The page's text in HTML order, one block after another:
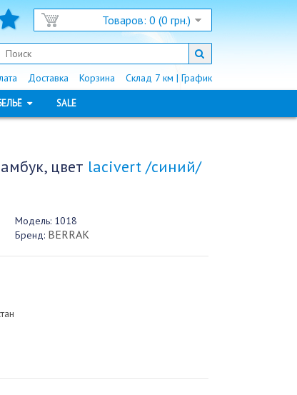
Товаров: 0 (0 грн.)
Склад 7 км | График
Корзина
Доставка
SALE
цвет lacivert /синий/
Модель:1018
Бренд: BERRAK